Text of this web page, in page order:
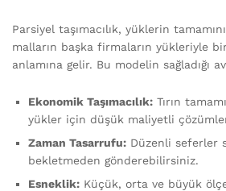
Parsiyel taşımacılık, yüklerin
malların başka firmaların yükleriyle
anlamına gelir. Bu modelin sağladığı
Ekonomik Taşımacılık: Tırın
yükler için düşük maliyetli
Zaman Tasarrufu: Düzenli seferler
bekletmeden gönderebilirsiniz.
Esneklik: Küçük, orta ve büyük